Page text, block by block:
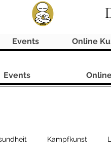
Events Online
Kampfkunst
Events